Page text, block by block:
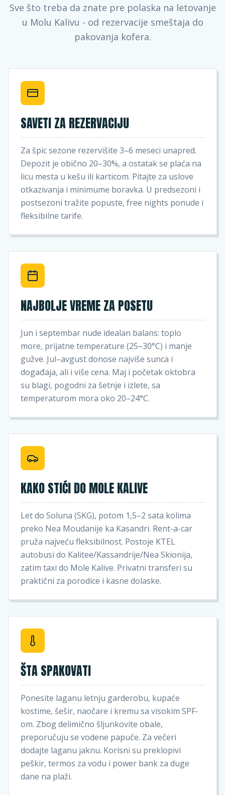
Sve što treba da znate pre polaska na letovanje
u Molu Kalivu - od rezervacije smeštaja do
pakovanja kofera.
SAVETI ZA REZERVACIJU
Za špic sezone rezervišite 3–6 meseci unapred.
Depozit je obično 20–30%, a ostatak se plaća na
licu mesta u kešu ili karticom. Pitajte za uslove
otkazivanja i minimume boravka. U predsezoni i
postsezoni tražite popuste, free nights ponude i
fleksibilne tarife.
NAJBOLJE VREME ZA POSETU
Jun i septembar nude idealan balans: toplo
more, prijatne temperature (25–30°C) i manje
gužve. Jul–avgust donose najviše sunca i
događaja, ali i više cena. Maj i početak oktobra
su blagi, pogodni za šetnje i izlete, sa
temperaturom mora oko 20–24°C.
KAKO STIĆI DO MOLE KALIVE
Let do Soluna (SKG), potom 1,5–2 sata kolima
preko Nea Moudanije ka Kasandri. Rent-a-car
pruža najveću fleksibilnost. Postoje KTEL
autobusi do Kalitee/Kassandrije/Nea Skionija,
zatim taxi do Mole Kalive. Privatni transferi su
praktični za porodice i kasne dolaske.
ŠTA SPAKOVATI
Ponesite laganu letnju garderobu, kupaće
kostime, šešir, naočare i kremu sa visokim SPF-
om. Zbog delimično šljunkovite obale,
preporučuju se vodene papuče. Za večeri
dodajte laganu jaknu. Korisni su preklopivi
peškir, termos za vodu i power bank za duge
dane na plaži.